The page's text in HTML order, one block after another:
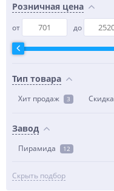
Розничная цена
от до
Тип товара
Хит продаж 3 Скидка
Завод
Пирамида 12
Скрыть подбор